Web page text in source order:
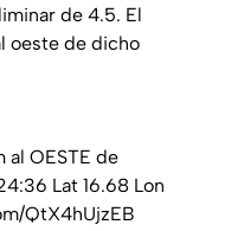
de 4.5. El
oeste de dicho
al OESTE de
Lat 16.68 Lon
QtX4hUjzEB